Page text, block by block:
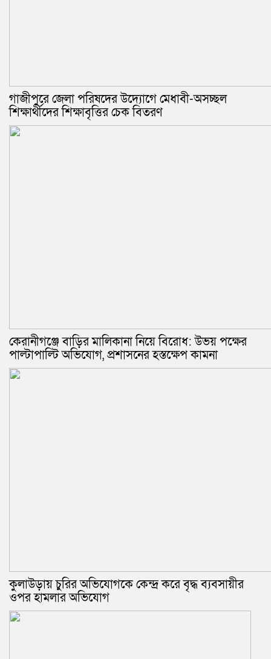
গাজীপুরে জেলা পরিষদের উদ্যোগে মেধাবী-অসচ্ছল
শিক্ষার্থীদের শিক্ষাবৃত্তির চেক বিতরণ
কেরানীগঞ্জে বাড়ির মালিকানা নিয়ে বিরোধ: উভয় পক্ষের
পাল্টাপাল্টি অভিযোগ, প্রশাসনের হস্তক্ষেপ কামনা
কুলাউড়ায় চুরির অভিযোগকে কেন্দ্র করে বৃদ্ধ ব্যবসায়ীর
ওপর হামলার অভিযোগ